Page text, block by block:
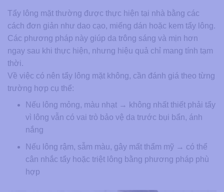
Tẩy lông mặt thường được thực hiện tại nhà bằng các
cách đơn giản như dao cạo, miếng dán hoặc kem tẩy lông.
Các phương pháp này giúp da trông sáng và mịn hơn
ngay sau khi thực hiện, nhưng hiệu quả chỉ mang tính tạm
thời.
Về việc có nên tẩy lông mặt không, cần đánh giá theo từng
trường hợp cụ thể:
Nếu lông mỏng, màu nhạt → không nhất thiết phải tẩy
vì lông vẫn có vai trò bảo vệ da trước bụi bẩn, ánh
nắng
Nếu lông rậm, sẫm màu, gây mất thẩm mỹ → có thể
cân nhắc tẩy hoặc triệt lông bằng phương pháp phù
hợp